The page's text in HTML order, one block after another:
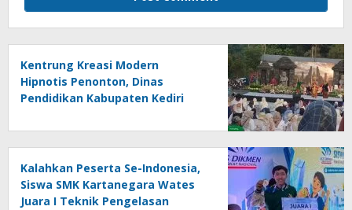
Kentrung Kreasi Modern
Hipnotis Penonton, Dinas
Pendidikan Kabupaten Kediri
Kalahkan Peserta Se-Indonesia,
Siswa SMK Kartanegara Wates
Juara I Teknik Pengelasan